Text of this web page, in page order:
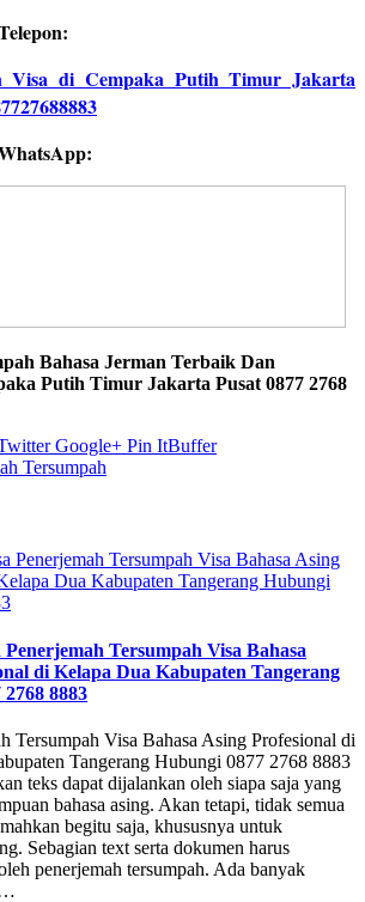
Bahasa Jerman Terbaik Dan
Putih Timur Jakarta Pusat 0877 2768
Google+ Pin ItBuffer
Tersumpah
Tersumpah Visa Bahasa
di Kelapa Dua Kabupaten Tangerang
8883
Tersumpah Visa Bahasa Asing Profesional di
Tangerang Hubungi 0877 2768 8883
teks dapat dijalankan oleh siapa saja yang
bahasa asing. Akan tetapi, tidak semua
begitu saja, khususnya untuk
Sebagian text serta dokumen harus
penerjemah tersumpah. Ada banyak
…